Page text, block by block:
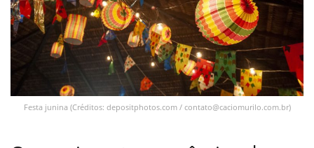
Festa junina (Créditos: depositphotos.com / contato@caciomurilo.com.br)